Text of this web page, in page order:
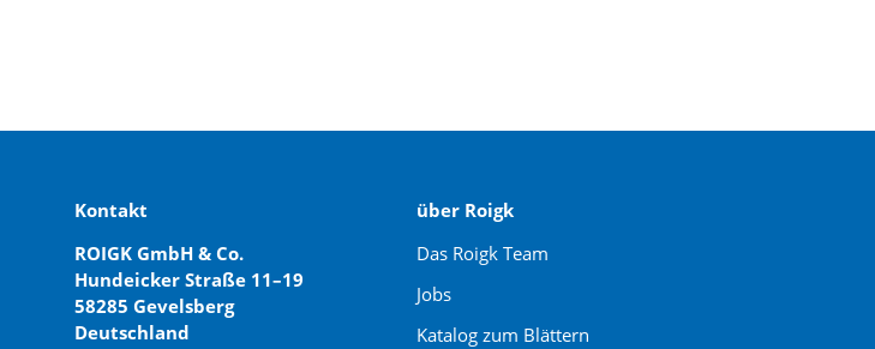
Kontakt
ROIGK GmbH & Co.
Hundeicker Straße 11–19
58285 Gevelsberg
Deutschland
über Roigk
Das Roigk Team
Jobs
Katalog zum Blättern